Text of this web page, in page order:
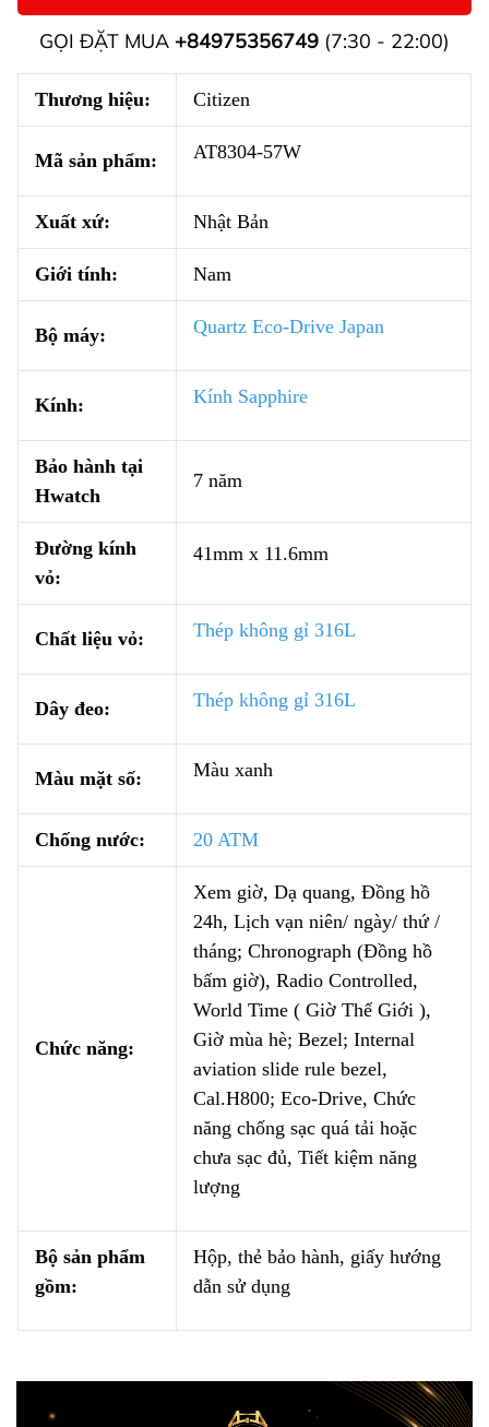
GỌI ĐẶT MUA +84975356749 (7:30 - 22:00)
Thương hiệu: Citizen
Mã sản phẩm: AT8304-57W
Xuất xứ: Nhật Bản
Giới tính: Nam
Bộ máy: Quartz Eco-Drive Japan
Kính: Kính Sapphire
Bảo hành tại
Hwatch
7 năm
Đường kính
vỏ:
41mm x 11.6mm
Chất liệu vỏ: Thép không gỉ 316L
Dây đeo: Thép không gỉ 316L
Màu mặt số: Màu xanh
Chống nước: 20 ATM
Chức năng:
Xem giờ, Dạ quang, Đồng hồ
24h, Lịch vạn niên/ ngày/ thứ /
tháng; Chronograph (Đồng hồ
bấm giờ), Radio Controlled,
World Time ( Giờ Thế Giới ),
Giờ mùa hè; Bezel; Internal
aviation slide rule bezel,
Cal.H800; Eco-Drive, Chức
năng chống sạc quá tải hoặc
chưa sạc đủ, Tiết kiệm năng
lượng
Bộ sản phẩm
gồm:
Hộp, thẻ bảo hành, giấy hướng
dẫn sử dụng